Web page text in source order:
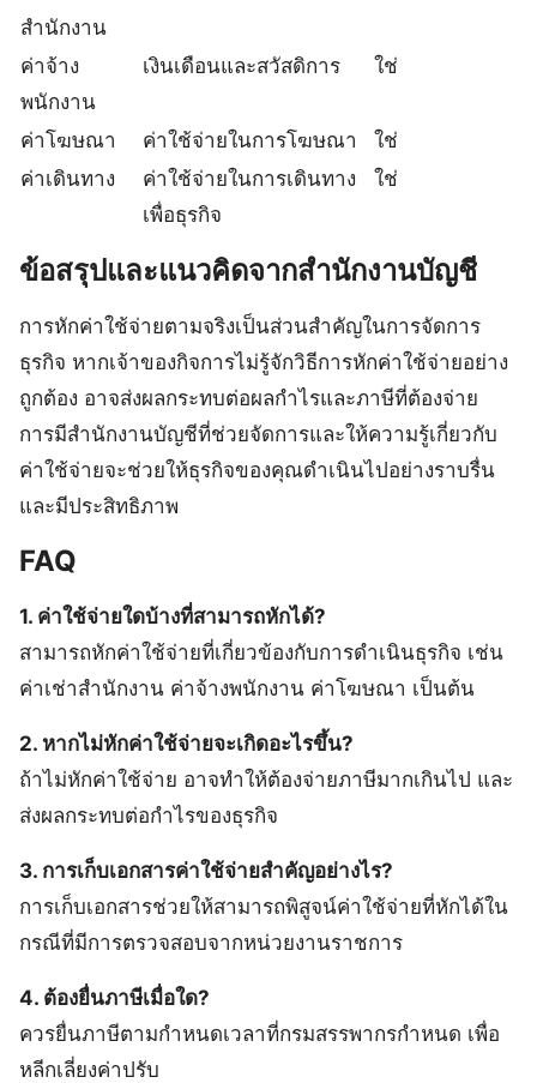
สำนักงาน
ค่าจ้าง
พนักงาน
เงินเดือนและสวัสดิการ ใช่
ค่าโฆษณา ค่าใช้จ่ายในการโฆษณา
ใช่
ค่าเดินทาง
ค่าใช้จ่ายในการเดินทาง
เพื่อธุรกิจ
ใช่
ข้อสรุปและแนวคิดจากสำนักงานบัญชี
การหักค่าใช้จ่ายตามจริงเป็นส่วนสำคัญในการจัดการ
ธุรกิจ หากเจ้าของกิจการไม่รู้จักวิธีการหักค่าใช้จ่ายอย่าง
ถูกต้อง อาจส่งผลกระทบต่อผลกำไรและภาษีที่ต้องจ่าย
การมีสำนักงานบัญชีที่ช่วยจัดการและให้ความรู้เกี่ยวกับ
ค่าใช้จ่ายจะช่วยให้ธุรกิจของคุณดำเนินไปอย่างราบรื่น
และมีประสิทธิภาพ
FAQ
1. ค่าใช้จ่ายใดบ้างที่สามารถหักได้?
สามารถหักค่าใช้จ่ายที่เกี่ยวข้องกับการดำเนินธุรกิจ เช่น
ค่าเช่าสำนักงาน ค่าจ้างพนักงาน ค่าโฆษณา เป็นต้น
2. หากไม่หักค่าใช้จ่ายจะเกิดอะไรขึ้น?
ถ้าไม่หักค่าใช้จ่าย อาจทำให้ต้องจ่ายภาษีมากเกินไป และ
ส่งผลกระทบต่อกำไรของธุรกิจ
3. การเก็บเอกสารค่าใช้จ่ายสำคัญอย่างไร?
การเก็บเอกสารช่วยให้สามารถพิสูจน์ค่าใช้จ่ายที่หักได้ใน
กรณีที่มีการตรวจสอบจากหน่วยงานราชการ
4. ต้องยื่นภาษีเมื่อใด?
ควรยื่นภาษีตามกำหนดเวลาที่กรมสรรพากรกำหนด เพื่อ
หลีกเลี่ยงค่าปรับ